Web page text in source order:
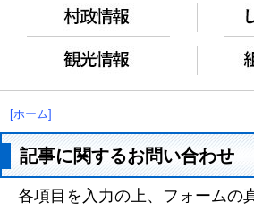
[ホーム]
記事に関するお問い合わせ
各項目を入力の上、フォームの